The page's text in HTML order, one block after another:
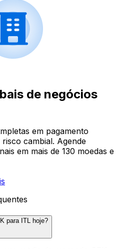
de negócios
em pagamento
cambial. Agende
em mais de 130 moedas e
para ITL hoje?